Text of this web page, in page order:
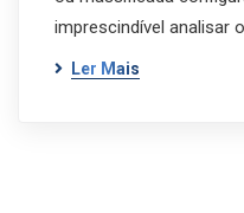
imprescindível analisar
Ler Mais